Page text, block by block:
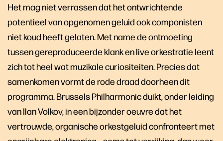
Het mag niet verrassen dat het ontwrichtende
potentieel van opgenomen geluid ook componisten
niet koud heeft gelaten. Met name de ontmoeting
tussen gereproduceerde klank en live orkestratie leent
zich tot heel wat muzikale curiositeiten. Precies dat
samenkomen vormt de rode draad doorheen dit
programma. Brussels Philharmonic duikt, onder leiding
van Ilan Volkov, in een bijzonder oeuvre dat het
vertrouwde, organische orkestgeluid confronteert met